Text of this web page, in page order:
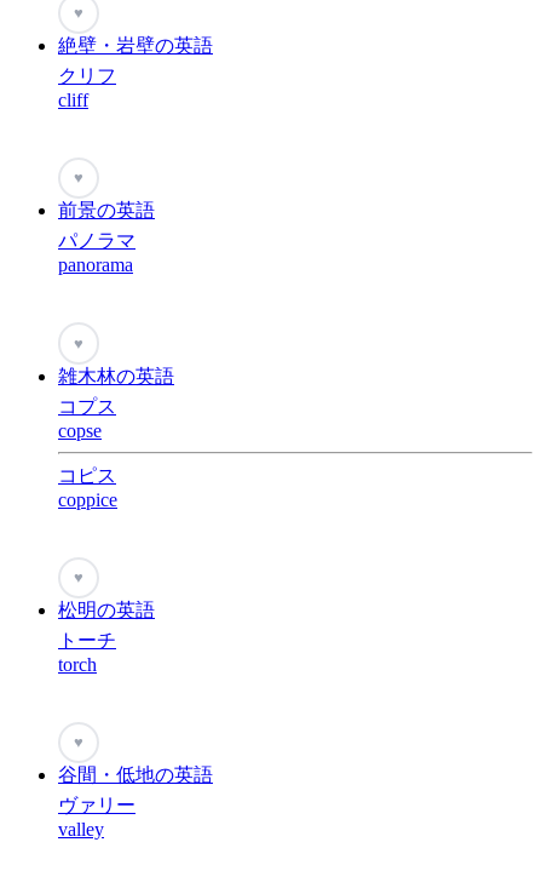
♥
絶壁・岩壁の英語
クリフ
cliff
♥
前景の英語
パノラマ
panorama
♥
雑木林の英語
コプス
copse
コピス
coppice
♥
松明の英語
トーチ
torch
♥
谷間・低地の英語
ヴァリー
valley